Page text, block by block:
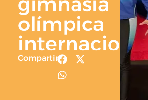
olímpica
Compartir